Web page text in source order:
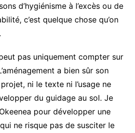
d’hygiénisme à l’excès ou de
c’est quelque chose qu’on
pas uniquement compter sur
a bien sûr son
ni le texte ni l’usage ne
du guidage au sol. Je
pour développer une
ne risque pas de susciter le